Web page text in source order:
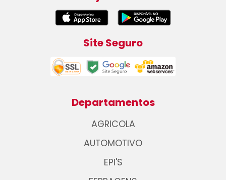
Site Seguro
Departamentos
AGRICOLA
AUTOMOTIVO
EPI'S